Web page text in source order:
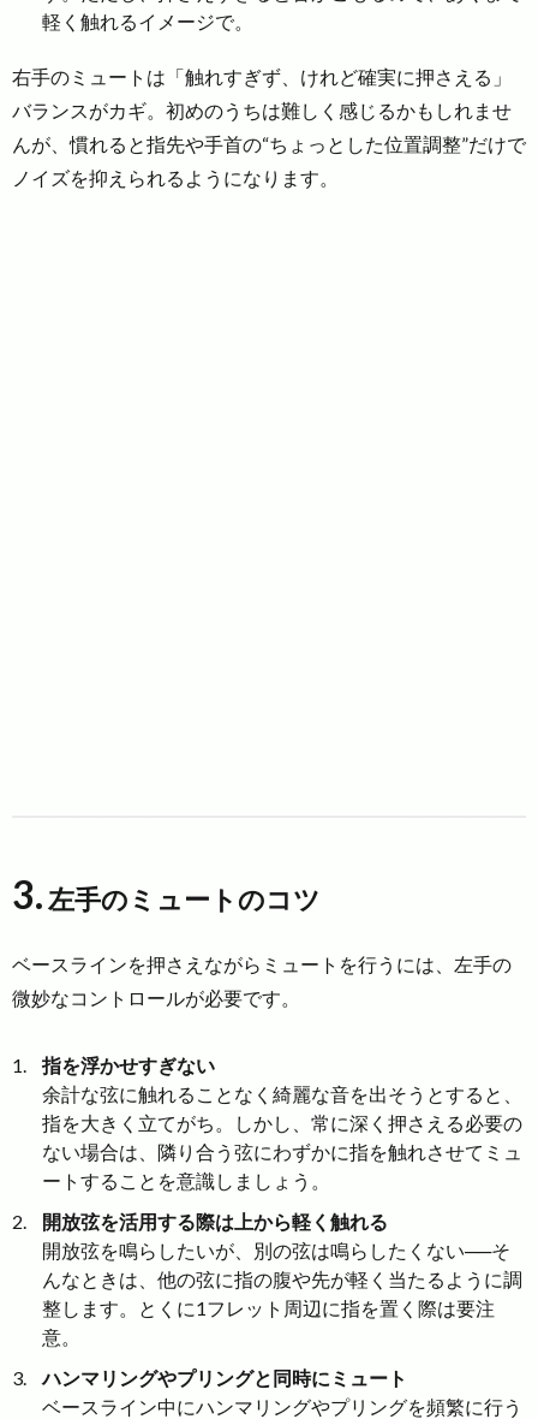
軽く触れるイメージで。
右手のミュートは「触れすぎず、けれど確実に押さえる」
バランスがカギ。初めのうちは難しく感じるかもしれませ
んが、慣れると指先や手首の“ちょっとした位置調整”だけで
ノイズを抑えられるようになります。
3.左手のミュートのコツ
ベースラインを押さえながらミュートを行うには、左手の
微妙なコントロールが必要です。
指を浮かせすぎない
余計な弦に触れることなく綺麗な音を出そうとすると、
指を大きく立てがち。しかし、常に深く押さえる必要の
ない場合は、隣り合う弦にわずかに指を触れさせてミュ
ートすることを意識しましょう。
開放弦を活用する際は上から軽く触れる
開放弦を鳴らしたいが、別の弦は鳴らしたくない──そ
んなときは、他の弦に指の腹や先が軽く当たるように調
整します。とくに1フレット周辺に指を置く際は要注
意。
ハンマリングやプリングと同時にミュート
ベースライン中にハンマリングやプリングを頻繁に行う